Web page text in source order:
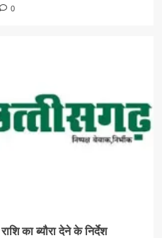
0
का ब्यौरा देने के निर्देश